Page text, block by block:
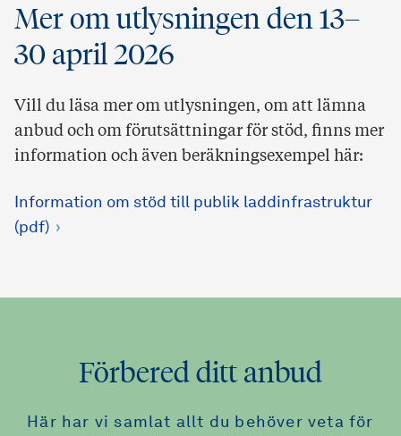
Mer om utlysningen den 13–
30 april 2026
Vill du läsa mer om utlysningen, om att lämna
anbud och om förutsättningar för stöd, finns mer
information och även beräkningsexempel här:
Information om stöd till publik laddinfrastruktur
(pdf)
Förbered ditt anbud
Här har vi samlat allt du behöver veta för